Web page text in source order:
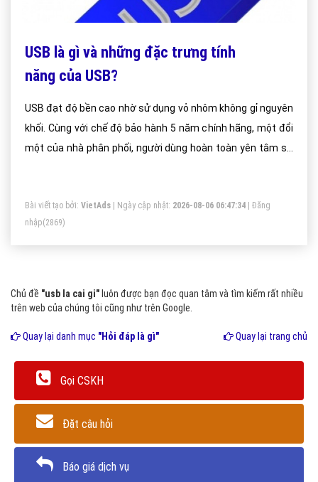
USB là gì và những đặc trưng tính
năng của USB?
USB đạt độ bền cao nhờ sử dụng vỏ nhôm không gỉ nguyên
khối. Cùng với chế độ bảo hành 5 năm chính hãng, một đổi
một của nhà phân phối, người dùng hoàn toàn yên tâm sử
toàn, tránh châm chích hay giật điện trong quá trình sử
dụng
Bài viết tạo bởi: VietAds | Ngày cập nhật: 2026-08-06 06:47:34
Đăng
nhập(2869)
Chủ đề "usb la cai gi" luôn được bạn đọc quan tâm và tìm kiếm rất nhiều
trên web của chúng tôi cũng như trên Google.
Quay lại danh mục "Hỏi đáp là gì" Quay lại trang chủ
Gọi CSKH
Đặt câu hỏi
Báo giá dịch vụ